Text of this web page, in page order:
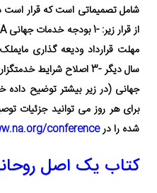
از قرار زیر: -1 بودجه خدمات جهانی NA برای دوره 2023 - 2022
مهلت قرارداد ودیعه گذاری
سال دیگر
-3 اصلاح شرایط
جهانی (در زیر بیشتر توضیح داده
برای هر روز می توانید جزئیات
شده را درconference
کتاب یک اصل